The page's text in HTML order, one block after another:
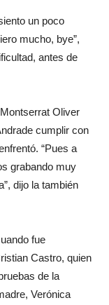
un poco
mucho, bye”,
antes de
Oliver
cumplir con
“Pues a
grabando muy
dijo la también
fue
Castro, quien
de la
Verónica